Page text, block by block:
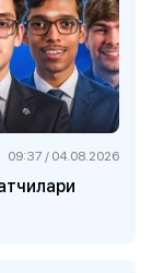
09:37 / 04.08.2026